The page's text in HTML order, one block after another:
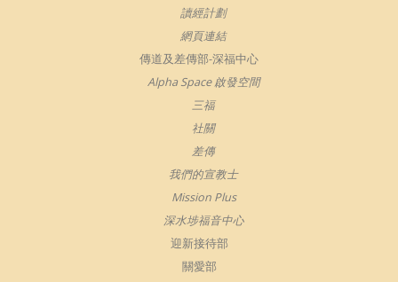
讀經計劃
網頁連結
傳道及差傳部-深福中心
Alpha Space 啟發空間
三福
社關
差傳
我們的宣教士
Mission Plus
深水埗福音中心
迎新接待部
關愛部